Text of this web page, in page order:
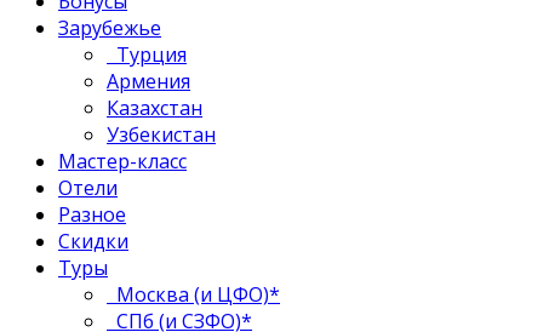
Зарубежье
Турция
Армения
Казахстан
Узбекистан
Мастер-класс
Отели
Разное
Скидки
Туры
Москва (и ЦФО)*
СПб (и СЗФО)*